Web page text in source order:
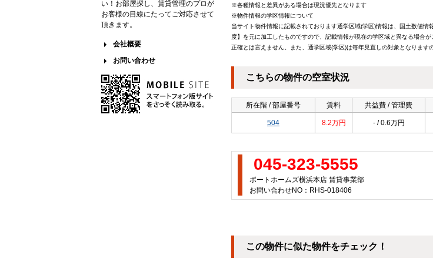
※各種情報と差異がある場合は現況優先となります
※物件情報の学区情報について
当サイト物件情報に記載されております通学区域(学区)情報は、国土数値
度】を元に加工したものですので、記載情報が現在の学区域と異なる場合
正確とは言えません。また、通学区域(学区)は毎年見直しの対象となります
こちらの物件の空室状況
所在階 / 部屋番号 賃料 共益費 / 管理費
504 8.2万円 - / 0.6万円
045-323-5555
ポートホームズ横浜本店 賃貸事業部
お問い合わせNO：RHS-018406
この物件に似た物件をチェック！
い！お部屋探し、賃貸管理のプロが
お客様の目線にたってご対応させて
頂きます。
会社概要
お問い合わせ